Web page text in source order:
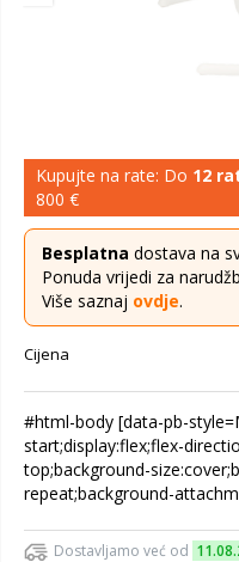
Kupujte na rate: Do 12
800 €
Besplatna dostava na
Ponuda vrijedi za
Više saznaj ovdje.
Cijena
#html-body [data-pb-
start;display:flex;flex-
top;background-
repeat;background-
Dostavljamo već od